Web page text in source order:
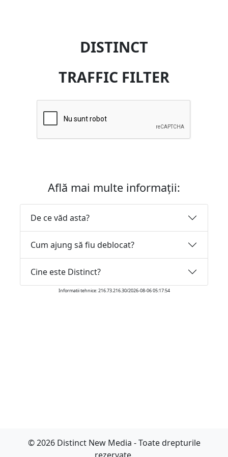
DISTINCT
TRAFFIC FILTER
Află mai multe informații:
De ce văd asta?
Cum ajung să fiu deblocat?
Cine este Distinct?
Informatii tehnice: 216.73.216.30/2026-08-06 05:17:54
© 2026 Distinct New Media - Toate drepturile